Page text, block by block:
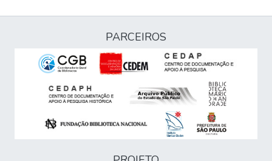
PARCEIROS